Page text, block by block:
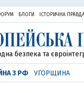
БЛОГИ ІСТОРИЧНА
безпека та
З РФ УГОРЩИНА